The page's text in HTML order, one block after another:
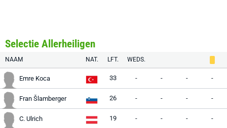
Selectie Allerheiligen
NAAM NAT. LFT. WEDS.
Emre Koca 33 - - - -
Fran Šlamberger 26 - - - -
C. Ulrich 19 - - - -